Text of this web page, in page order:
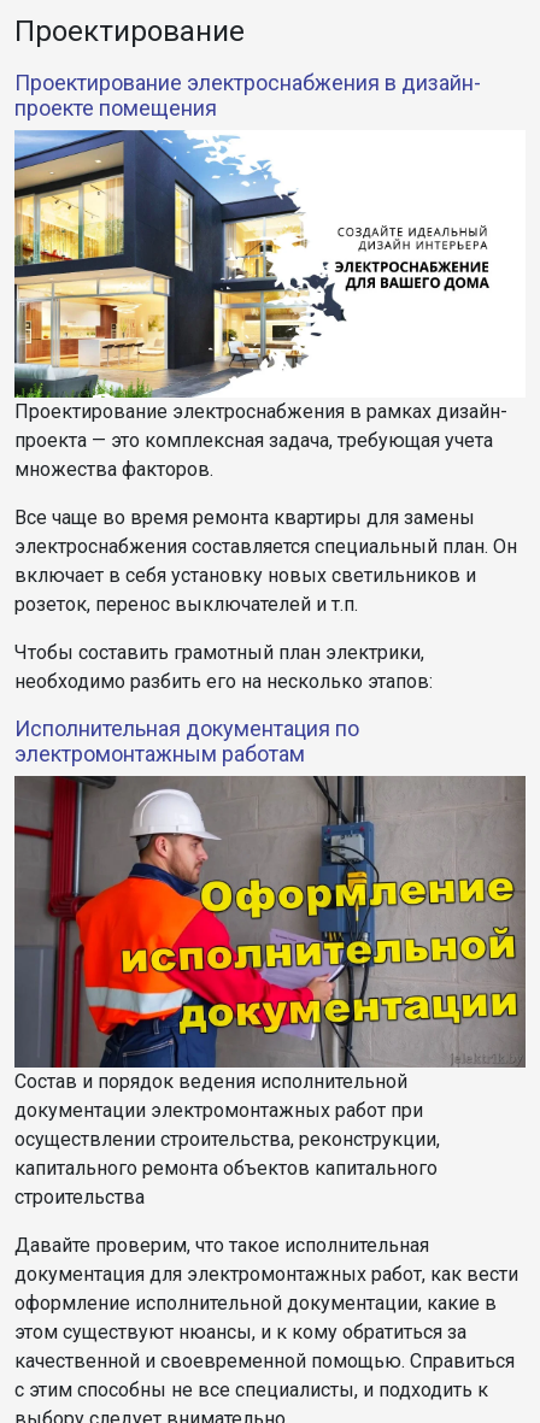
Проектирование
Проектирование электроснабжения в дизайн-
проекте помещения
Проектирование электроснабжения в рамках дизайн-
проекта — это комплексная задача, требующая учета
множества факторов.
Все чаще во время ремонта квартиры для замены
электроснабжения составляется специальный план. Он
включает в себя установку новых светильников и
розеток, перенос выключателей и т.п.
Чтобы составить грамотный план электрики,
необходимо разбить его на несколько этапов:
Исполнительная документация по
электромонтажным работам
Состав и порядок ведения исполнительной
документации электромонтажных работ при
осуществлении строительства, реконструкции,
капитального ремонта объектов капитального
строительства
Давайте проверим, что такое исполнительная
документация для электромонтажных работ, как вести
оформление исполнительной документации, какие в
этом существуют нюансы, и к кому обратиться за
качественной и своевременной помощью. Справиться
с этим способны не все специалисты, и подходить к